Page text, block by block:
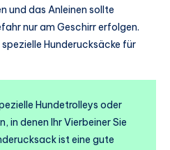
und das Anleinen sollte
nur am Geschirr erfolgen.
Hunderucksäcke für
Hundetrolleys oder
in denen Ihr Vierbeiner Sie
ist eine gute